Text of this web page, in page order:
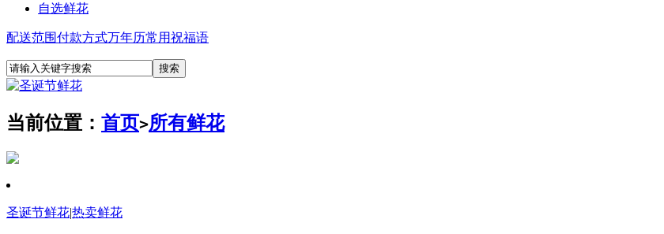
自选鲜花
配送范围付款方式万年历常用祝福语
当前位置： 首页>所有鲜花
圣诞节鲜花|热卖鲜花